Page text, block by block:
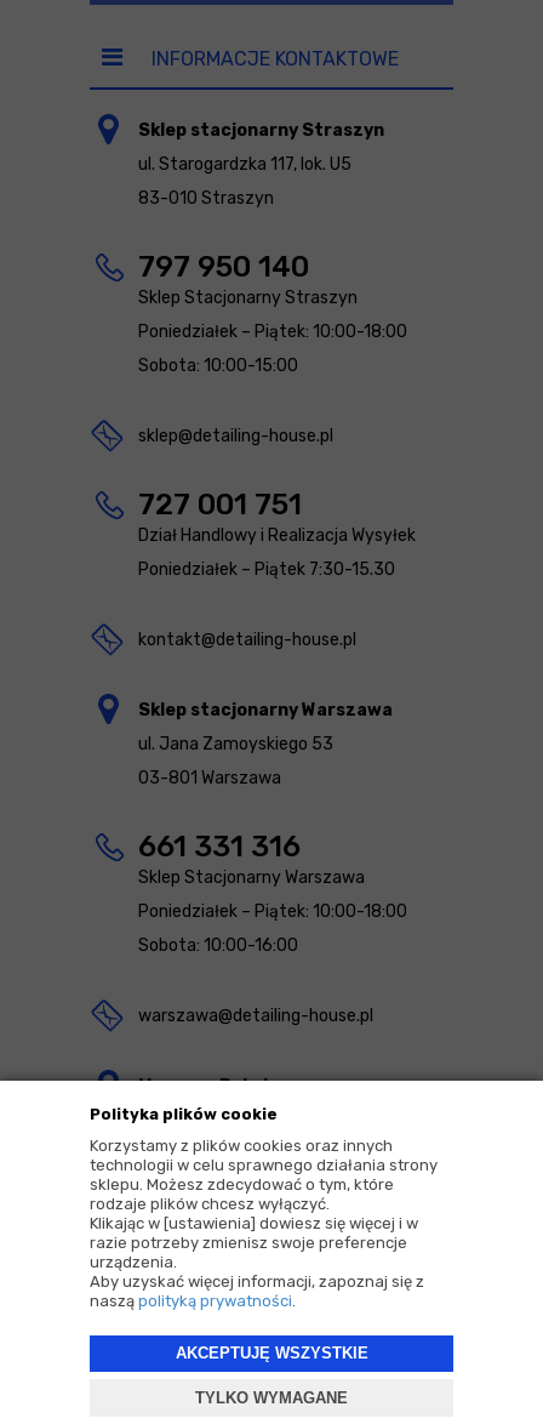
Polityka plików cookie
Korzystamy z plików cookies oraz innych
technologii w celu sprawnego działania strony
sklepu. Możesz zdecydować o tym, które
rodzaje plików chcesz wyłączyć.
Klikając w [ustawienia] dowiesz się więcej i w
razie potrzeby zmienisz swoje preferencje
urządzenia.
Aby uzyskać więcej informacji, zapoznaj się z
naszą polityką prywatności.
AKCEPTUJĘ WSZYSTKIE
TYLKO WYMAGANE
INFORMACJE KONTAKTOWE
Sklep stacjonarny Straszyn
ul. Starogardzka 117, lok. U5
83-010 Straszyn
797 950 140
Sklep Stacjonarny Straszyn
Poniedziałek – Piątek: 10:00-18:00
Sobota: 10:00-15:00
sklep@detailing-house.pl
727 001 751
Dział Handlowy i Realizacja Wysyłek
Poniedziałek – Piątek 7:30-15.30
kontakt@detailing-house.pl
Sklep stacjonarny Warszawa
ul. Jana Zamoyskiego 53
03-801 Warszawa
661 331 316
Sklep Stacjonarny Warszawa
Poniedziałek – Piątek: 10:00-18:00
Sobota: 10:00-16:00
warszawa@detailing-house.pl
Magazyn Rekcin
Nomos Sp. z o.o. sp.k.
ul. Agrestowa 1
83-010 Rekcin
2026 © Copyrights by |Detailing House